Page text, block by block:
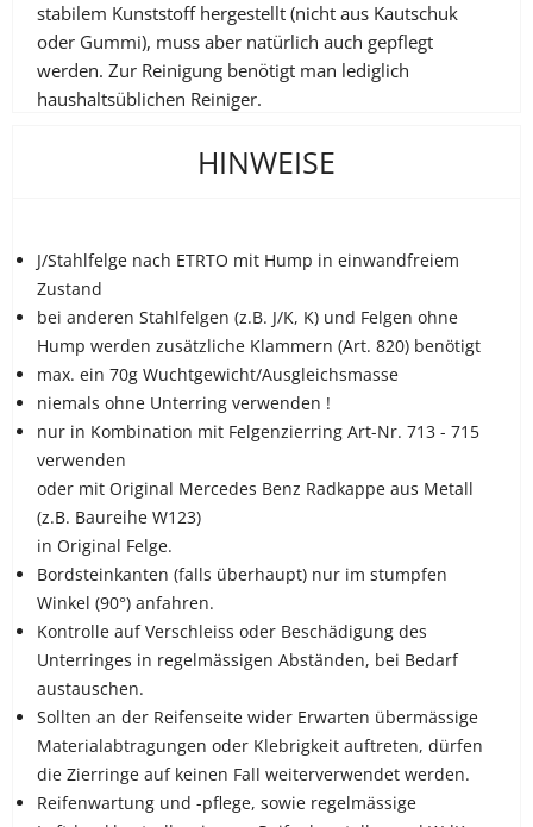
stabilem Kunststoff hergestellt (nicht aus Kautschuk
oder Gummi), muss aber natürlich auch gepflegt
werden. Zur Reinigung benötigt man lediglich
haushaltsüblichen Reiniger.
HINWEISE
J/Stahlfelge nach ETRTO mit Hump in einwandfreiem
Zustand
bei anderen Stahlfelgen (z.B. J/K, K) und Felgen ohne
Hump werden zusätzliche Klammern (Art. 820) benötigt
max. ein 70g Wuchtgewicht/Ausgleichsmasse
niemals ohne Unterring verwenden !
nur in Kombination mit Felgenzierring Art-Nr. 713 - 715
verwenden
oder mit Original Mercedes Benz Radkappe aus Metall
(z.B. Baureihe W123)
in Original Felge.
Bordsteinkanten (falls überhaupt) nur im stumpfen
Winkel (90°) anfahren.
Kontrolle auf Verschleiss oder Beschädigung des
Unterringes in regelmässigen Abständen, bei Bedarf
austauschen.
Sollten an der Reifenseite wider Erwarten übermässige
Materialabtragungen oder Klebrigkeit auftreten, dürfen
die Zierringe auf keinen Fall weiterverwendet werden.
Reifenwartung und -pflege, sowie regelmässige